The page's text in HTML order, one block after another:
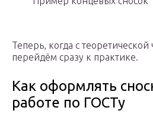
Теперь, когда с
перейдём сразу к практике.
Как оформлять
работе по ГОСТу